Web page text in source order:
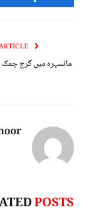
مانسہرہ میں گرج چمک
POSTS